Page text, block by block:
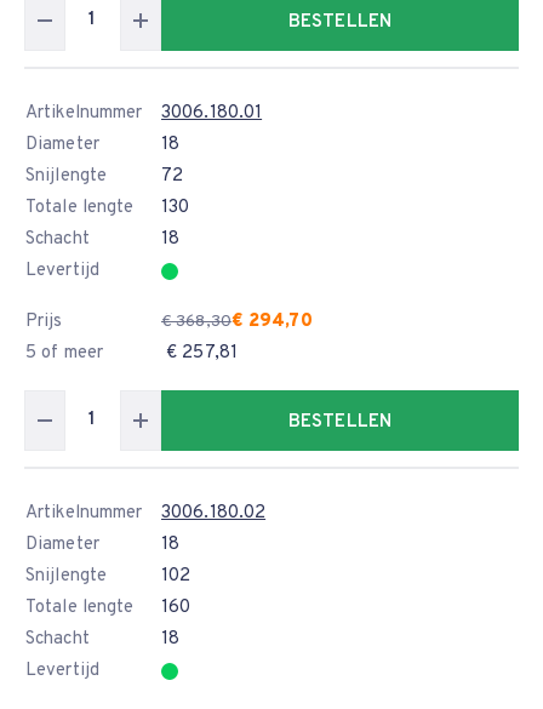
BESTELLEN
Artikelnummer
3006.180.01
Diameter
18
Snijlengte
72
Totale lengte
130
Schacht
18
Levertijd
Prijs € 368,30€ 294,70
5 of meer
€ 257,81
BESTELLEN
Artikelnummer
3006.180.02
Diameter
18
Snijlengte
102
Totale lengte
160
Schacht
18
Levertijd